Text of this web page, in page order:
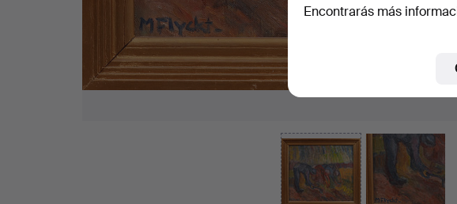
Encontrarás más